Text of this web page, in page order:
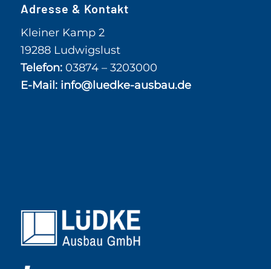
Adresse & Kontakt
Kleiner Kamp 2
19288 Ludwigslust
Telefon:03874 – 3203000
E-Mail: info@luedke-ausbau.de